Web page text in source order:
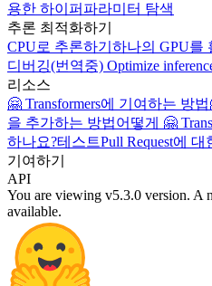
용한 하이퍼파라미터 탐색
추론 최적화하기
CPU로 추론하기 하나의 GPU를
디버깅(번역중) Optimize
리소스
🤗 Transformers에 기여하는 방법
을 추가하는 방법어떻게 🤗
하나요?테스트Pull Request에 대
기여하기
API
You are viewing v5.3.0 version. A
available.